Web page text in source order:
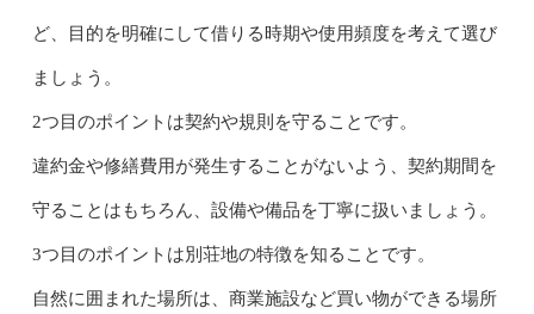
ど、目的を明確にして借りる時期や使用頻度を考えて選び
ましょう。
2つ目のポイントは契約や規則を守ることです。
違約金や修繕費用が発生することがないよう、契約期間を
守ることはもちろん、設備や備品を丁寧に扱いましょう。
3つ目のポイントは別荘地の特徴を知ることです。
自然に囲まれた場所は、商業施設など買い物ができる場所